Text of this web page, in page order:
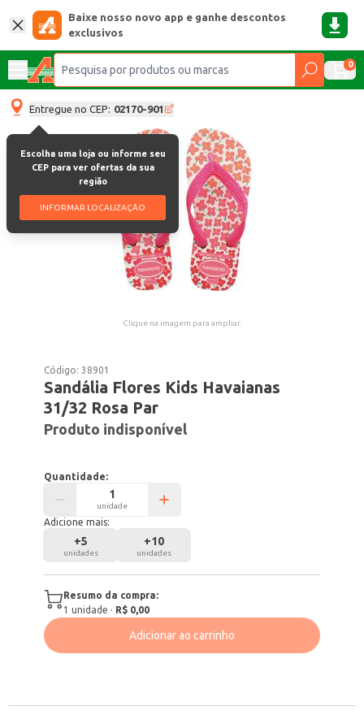
Baixe nosso novo app e ganhe descontos
exclusivos
0
Entregue no CEP: 02170-901
Escolha uma loja ou informe seu
CEP para ver ofertas da sua
região
INFORMAR LOCALIZAÇÃO
Clique na imagem para ampliar.
Código:38901
Sandália Flores Kids Havaianas
31/32 Rosa Par
Produto indisponível
Quantidade:
unidade
Adicione mais:
+5
unidades
+10
unidades
Resumo da compra:
1 unidade · R$ 0,00
Adicionar ao carrinho